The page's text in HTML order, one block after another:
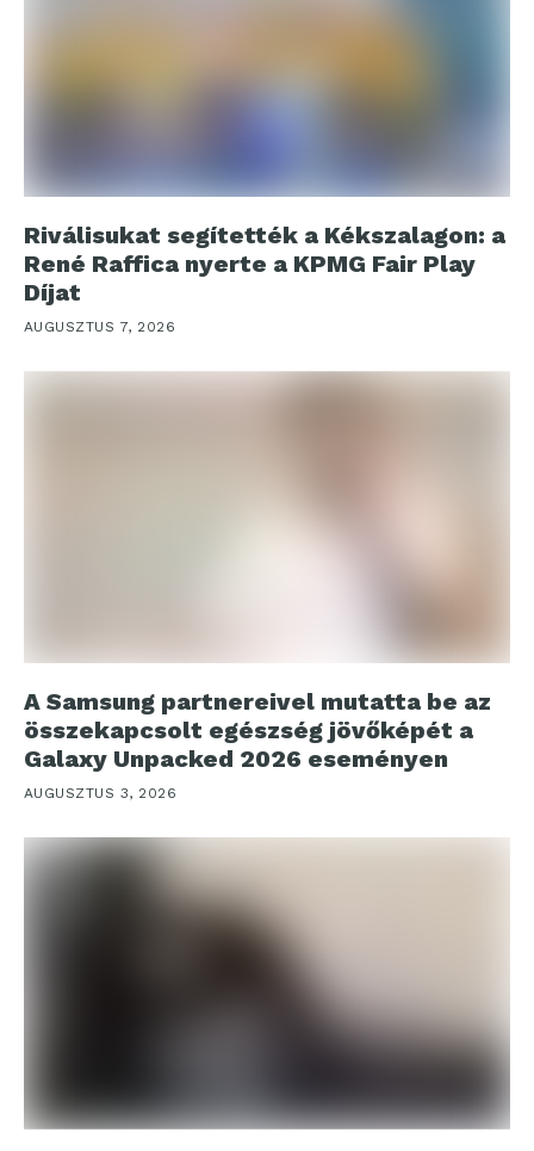
Riválisukat segítették a Kékszalagon: a
René Raffica nyerte a KPMG Fair Play
Díjat
AUGUSZTUS 7, 2026
A Samsung partnereivel mutatta be az
összekapcsolt egészség jövőképét a
Galaxy Unpacked 2026 eseményen
AUGUSZTUS 3, 2026